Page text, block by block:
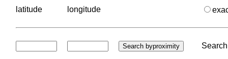
latitude longitude